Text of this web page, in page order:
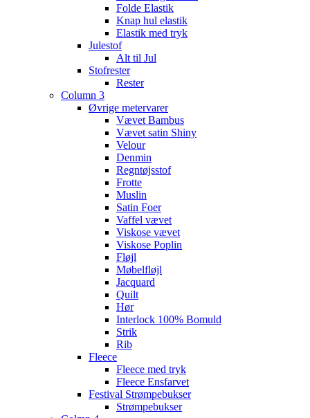
Folde Elastik
Knap hul elastik
Elastik med tryk
Julestof
Alt til Jul
Stofrester
Rester
Column 3
Øvrige metervarer
Vævet Bambus
Vævet satin Shiny
Velour
Denmin
Regntøjsstof
Frotte
Muslin
Satin Foer
Vaffel vævet
Viskose vævet
Viskose Poplin
Fløjl
Møbelfløjl
Jacquard
Quilt
Hør
Interlock 100% Bomuld
Strik
Rib
Fleece
Fleece med tryk
Fleece Ensfarvet
Festival Strømpebukser
Strømpebukser